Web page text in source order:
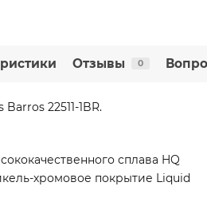
Отзывы 0
22511-1BR.
сплава HQ
хромовое покрытие Liquid